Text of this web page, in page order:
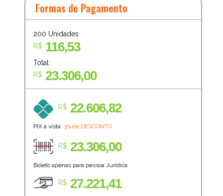
Formas de Pagamento
200 Unidades
R$ 116,53
Total:
R$ 23.306,00
R$ 22.606,82
PIX à vista 3% de DESCONTO
R$ 23.306,00
Boleto apenas para pessoa Jurídica
R$ 27.221,41